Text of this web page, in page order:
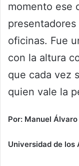
momento ese
oficinas. Fue
con la altura
que cada vez
quien vale la
Por: Manuel
Universidad de los